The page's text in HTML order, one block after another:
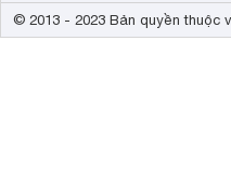
© 2013 - 2023 Bản quyền thuộc